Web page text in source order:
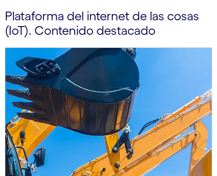
Plataforma del internet de las cosas
(IoT). Contenido destacado